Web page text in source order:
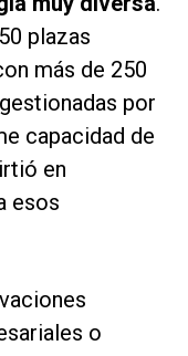
plazas
más de 250
por
capacidad de
en
esos
o